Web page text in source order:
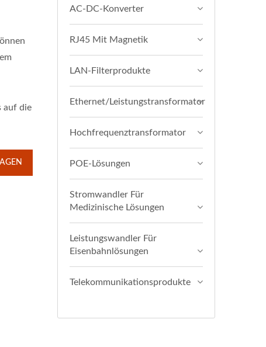
auf die
AC-DC-Konverter
RJ45 Mit Magnetik
LAN-Filterprodukte
Ethernet/Leistungstransformator
Hochfrequenztransformator
POE-Lösungen
Stromwandler Für
Medizinische Lösungen
Leistungswandler Für
Eisenbahnlösungen
Telekommunikationsprodukte